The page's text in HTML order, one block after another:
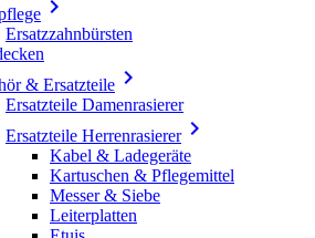

Ersatzzahnbürsten
& Ersatzteile 
Ersatzteile Damenrasierer
Ersatzteile Herrenrasierer
Kabel & Ladegeräte
Kartuschen & Pflegemittel
Messer & Siebe
Leiterplatten